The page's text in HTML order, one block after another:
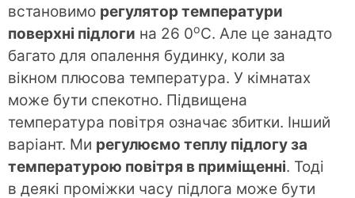
встановимо регулятор температури
поверхні підлоги на 26 0oC. Але це занадто
багато для опалення будинку, коли за
вікном плюсова температура. У кімнатах
може бути спекотно. Підвищена
температура повітря означає збитки. Інший
варіант. Ми регулюємо теплу підлогу за
температурою повітря в приміщенні. Тоді
в деякі проміжки часу підлога може бути